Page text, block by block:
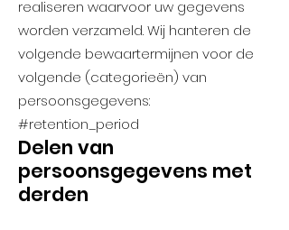
realiseren waarvoor uw gegevens
worden verzameld. Wij hanteren de
volgende bewaartermijnen voor de
volgende (categorieën) van
persoonsgegevens:
#retention_period
Delen van
persoonsgegevens met
derden